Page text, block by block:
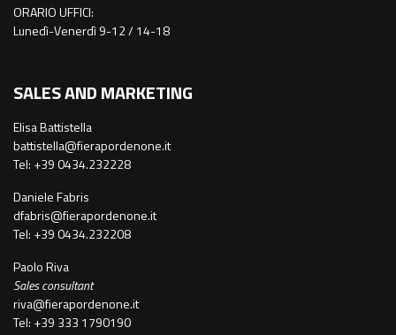
ORARIO UFFICI:
Lunedì-Venerdì 9-12 / 14-18
SALES AND MARKETING
Elisa Battistella
battistella@fierapordenone.it
Tel: +39 0434.232228
Daniele Fabris
dfabris@fierapordenone.it
Tel: +39 0434.232208
Paolo Riva
Sales consultant
riva@fierapordenone.it
Tel: +39 333 1790190